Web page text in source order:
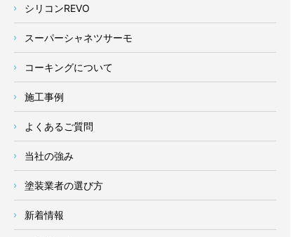
シリコンREVO
スーパーシャネツサーモ
コーキングについて
施工事例
よくあるご質問
当社の強み
塗装業者の選び方
新着情報